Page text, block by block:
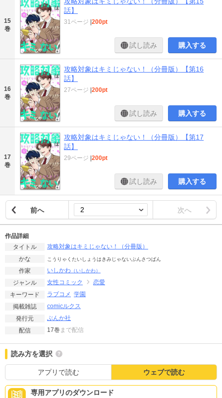
15
巻
話】
31ページ 200pt
試し読み 購入する
16
巻
攻略対象はキミじゃない！（分冊版）【第16
話】
27ページ 200pt
試し読み 購入する
17
巻
攻略対象はキミじゃない！（分冊版）【第17
話】
29ページ 200pt
試し読み 購入する
前へ 次へ
作品詳細
タイトル
攻略対象はキミじゃない！（分冊版）
かな
こうりゃくたいしょうはきみじゃないぶんさつばん
作家 いしかわ （いしかわ）
ジャンル 女性コミック
恋愛
キーワード
ラブコメ 学園
掲載雑誌
comicルクス
発行元
ぶんか社
配信
17巻 まで配信
読み方を選択
アプリで読む ウェブで読む
専用アプリのダウンロード